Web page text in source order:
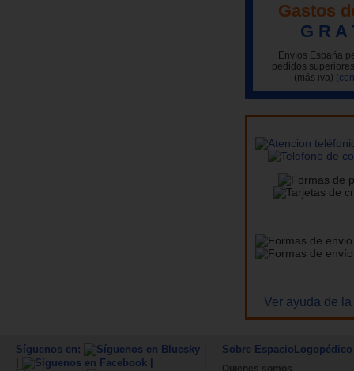
Gastos
G R A
Envíos España
pedidos
(más iva)
Ver ayuda de
Síguenos en:
Sobre EspacioLogopédico
Quienes somos